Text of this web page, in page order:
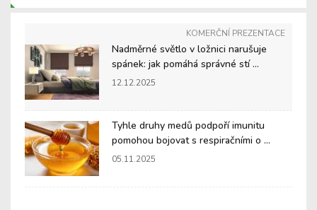
KOMERČNÍ PREZENTACE
Nadměrné světlo v ložnici narušuje
spánek: jak pomáhá správné stí ...
12.12.2025
Tyhle druhy medů podpoří imunitu
pomohou bojovat s respiračními o ...
05.11.2025